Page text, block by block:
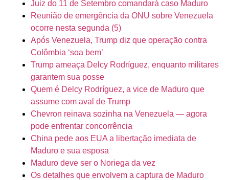
Juiz do 11 de Setembro comandará caso Maduro
Reunião de emergência da ONU sobre Venezuela
ocorre nesta segunda (5)
Após Venezuela, Trump diz que operação contra
Colômbia ‘soa bem’
Trump ameaça Delcy Rodríguez, enquanto militares
garantem sua posse
Quem é Delcy Rodríguez, a vice de Maduro que
assume com aval de Trump
Chevron reinava sozinha na Venezuela — agora
pode enfrentar concorrência
China pede aos EUA a libertação imediata de
Maduro e sua esposa
Maduro deve ser o Noriega da vez
Os detalhes que envolvem a captura de Maduro